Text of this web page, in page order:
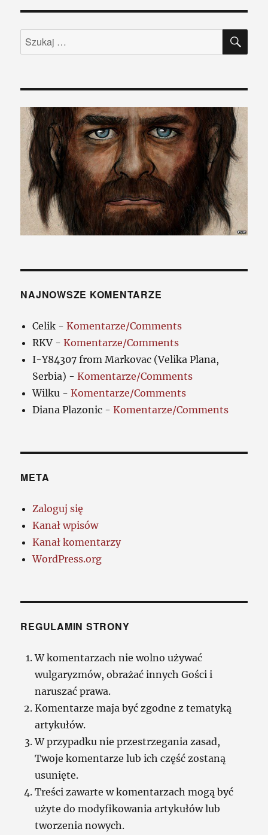
NAJNOWSZE KOMENTARZE
Celik -Komentarze/Comments
RKV -Komentarze/Comments
I-Y84307 from Markovac (Velika Plana,
Serbia) -Komentarze/Comments
Wilku -Komentarze/Comments
Diana Plazonic -Komentarze/Comments
META
Zaloguj się
Kanał wpisów
Kanał komentarzy
WordPress.org
REGULAMIN STRONY
W komentarzach nie wolno używać
wulgaryzmów, obrażać innych Gości i
naruszać prawa.
Komentarze maja być zgodne z tematyką
artykułów.
W przypadku nie przestrzegania zasad,
Twoje komentarze lub ich część zostaną
usunięte.
Treści zawarte w komentarzach mogą być
użyte do modyfikowania artykułów lub
tworzenia nowych.